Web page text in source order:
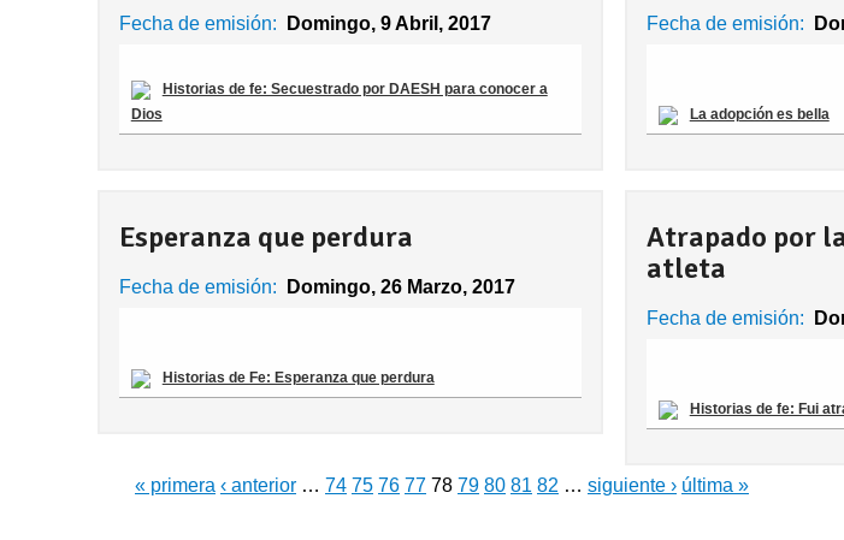
Fecha de emisión: Domingo, 9 Abril, 2017
Historias de fe: Secuestrado por DAESH para conocer a
Dios
Fecha de emisión:
La adopción es bella
Esperanza que perdura
Fecha de emisión: Domingo, 26 Marzo, 2017
Historias de Fe: Esperanza que perdura
Atrapado por
atleta
Fecha de emisión:
Historias de fe: Fui
« primera ‹ anterior … 74 75 76 77 78 79 80 81 82 … siguiente › última »